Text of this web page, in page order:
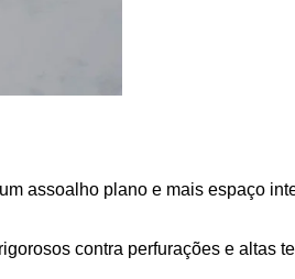
assoalho plano e mais espaço
contra perfurações e altas